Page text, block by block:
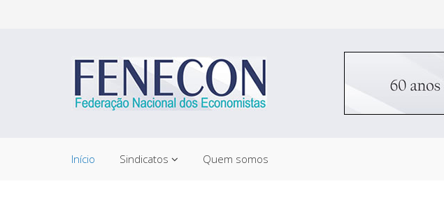
Início Sindicatos Quem somos